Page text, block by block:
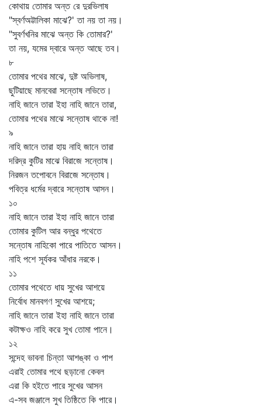
কোথায় তোমার অন্ত রে দুরভিলাষ
"স্বর্ণঅট্টালিকা মাঝে?' তা নয় তা নয়।
"সুবর্ণখনির মাঝে অন্ত কি তোমার?'
তা নয়, যমের দ্বারে অন্ত আছে তব।
৮
তোমার পথের মাঝে, দুষ্ট অভিলাষ,
ছুটিয়াছে মানবেরা সন্তোষ লভিতে।
নাহি জানে তারা ইহা নাহি জানে তারা,
তোমার পথের মাঝে সন্তোষ থাকে না!
৯
নাহি জানে তারা হায় নাহি জানে তারা
দরিদ্র কুটির মাঝে বিরাজে সন্তোষ।
নিরজন তপোবনে বিরাজে সন্তোষ।
পবিত্র ধর্মের দ্বারে সন্তোষ আসন।
১০
নাহি জানে তারা ইহা নাহি জানে তারা
তোমার কুটিল আর বন্ধুর পথেতে
সন্তোষ নাহিকো পারে পাতিতে আসন।
নাহি পশে সূর্যকর আঁধার নরকে।
১১
তোমার পথেতে ধায় সুখের আশয়ে
নির্বোধ মানবগণ সুখের আশয়ে;
নাহি জানে তারা ইহা নাহি জানে তারা
কটাক্ষও নাহি করে সুখ তোমা পানে।
১২
সন্দেহ ভাবনা চিন্তা আশঙ্কা ও পাপ
এরাই তোমার পথে ছড়ানো কেবল
এরা কি হইতে পারে সুখের আসন
এ-সব জঞ্জালে সুখ তিষ্ঠিতে কি পারে।